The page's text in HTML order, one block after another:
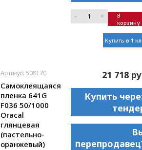
– +
В
корзину
Купить в 1
Артикул: 508170
Самоклеящаяся
пленка 641G
F036 50/1000
Oracal
глянцевая
(пастельно-
оранжевый)
21 718
Купить